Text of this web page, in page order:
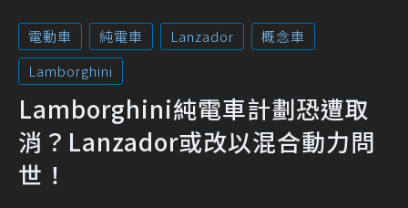
電動車 純電車 Lanzador
概念車
Lamborghini
Lamborghini純電車計劃恐遭取
消？Lanzador或改以混合動力問
世！